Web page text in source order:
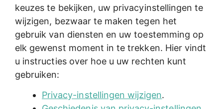
keuzes te bekijken, uw privacyinstellingen te
wijzigen, bezwaar te maken tegen het
gebruik van diensten en uw toestemming op
elk gewenst moment in te trekken. Hier vindt
u instructies over hoe u uw rechten kunt
gebruiken:
Privacy-instellingen wijzigen.